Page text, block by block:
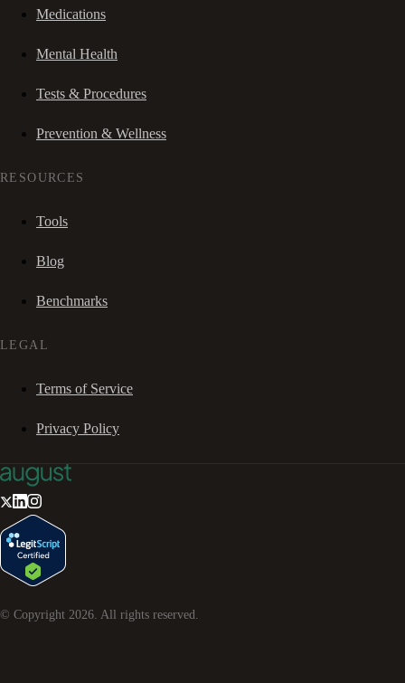
Medications
Mental Health
Tests & Procedures
Prevention & Wellness
RESOURCES
Tools
Blog
Benchmarks
LEGAL
Terms of Service
Privacy Policy
© Copyright 2026 . All rights reserved.